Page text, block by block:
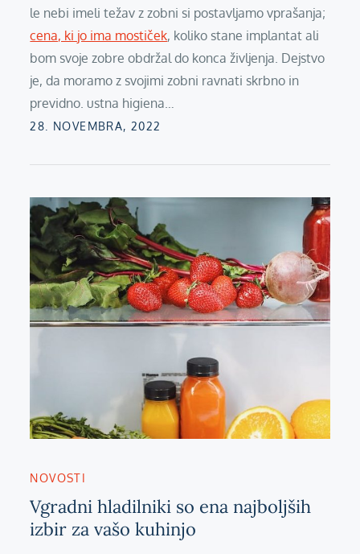
le nebi imeli težav z zobni si postavljamo vprašanja;
cena, ki jo ima mostiček, koliko stane implantat ali
bom svoje zobre obdržal do konca življenja. Dejstvo
je, da moramo z svojimi zobni ravnati skrbno in
previdno. ustna higiena…
Posted
28. NOVEMBRA, 2022
NOVOSTI
Vgradni hladilniki so ena najboljših
izbir za vašo kuhinjo